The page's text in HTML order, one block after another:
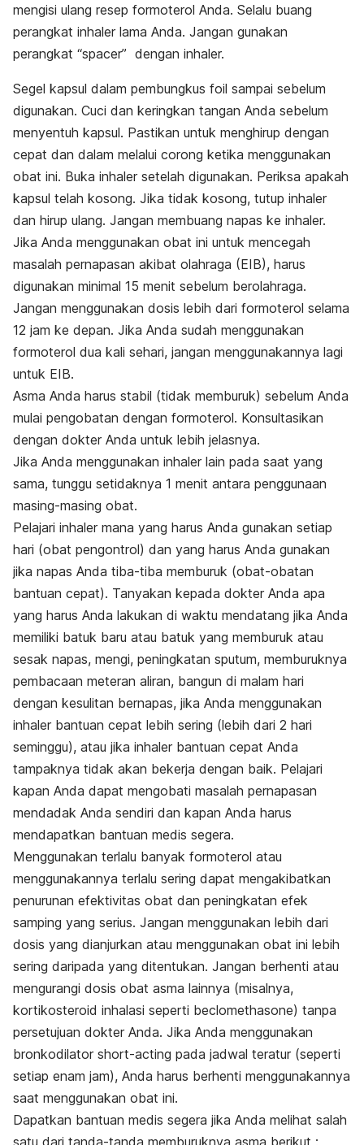
mengisi ulang resep formoterol Anda. Selalu buang
perangkat inhaler lama Anda. Jangan gunakan
perangkat “spacer” dengan inhaler.
Segel kapsul dalam pembungkus foil sampai sebelum
digunakan. Cuci dan keringkan tangan Anda sebelum
menyentuh kapsul. Pastikan untuk menghirup dengan
cepat dan dalam melalui corong ketika menggunakan
obat ini. Buka inhaler setelah digunakan. Periksa apakah
kapsul telah kosong. Jika tidak kosong, tutup inhaler
dan hirup ulang. Jangan membuang napas ke inhaler.
Jika Anda menggunakan obat ini untuk mencegah
masalah pernapasan akibat olahraga (EIB), harus
digunakan minimal 15 menit sebelum berolahraga.
Jangan menggunakan dosis lebih dari formoterol selama
12 jam ke depan. Jika Anda sudah menggunakan
formoterol dua kali sehari, jangan menggunakannya lagi
untuk EIB.
Asma Anda harus stabil (tidak memburuk) sebelum Anda
mulai pengobatan dengan formoterol. Konsultasikan
dengan dokter Anda untuk lebih jelasnya.
Jika Anda menggunakan inhaler lain pada saat yang
sama, tunggu setidaknya 1 menit antara penggunaan
masing-masing obat.
Pelajari inhaler mana yang harus Anda gunakan setiap
hari (obat pengontrol) dan yang harus Anda gunakan
jika napas Anda tiba-tiba memburuk (obat-obatan
bantuan cepat). Tanyakan kepada dokter Anda apa
yang harus Anda lakukan di waktu mendatang jika Anda
memiliki batuk baru atau batuk yang memburuk atau
sesak napas, mengi, peningkatan sputum, memburuknya
pembacaan meteran aliran, bangun di malam hari
dengan kesulitan bernapas, jika Anda menggunakan
inhaler bantuan cepat lebih sering (lebih dari 2 hari
seminggu), atau jika inhaler bantuan cepat Anda
tampaknya tidak akan bekerja dengan baik. Pelajari
kapan Anda dapat mengobati masalah pernapasan
mendadak Anda sendiri dan kapan Anda harus
mendapatkan bantuan medis segera.
Menggunakan terlalu banyak formoterol atau
menggunakannya terlalu sering dapat mengakibatkan
penurunan efektivitas obat dan peningkatan efek
samping yang serius. Jangan menggunakan lebih dari
dosis yang dianjurkan atau menggunakan obat ini lebih
sering daripada yang ditentukan. Jangan berhenti atau
mengurangi dosis obat asma lainnya (misalnya,
kortikosteroid inhalasi seperti beclomethasone) tanpa
persetujuan dokter Anda. Jika Anda menggunakan
bronkodilator short-acting pada jadwal teratur (seperti
setiap enam jam), Anda harus berhenti menggunakannya
saat menggunakan obat ini.
Dapatkan bantuan medis segera jika Anda melihat salah